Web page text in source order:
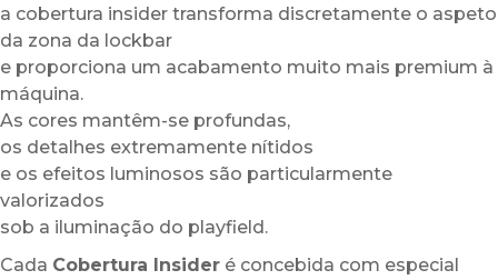
a cobertura insider transforma discretamente o aspeto
da zona da lockbar
e proporciona um acabamento muito mais premium à
máquina.
As cores mantêm-se profundas,
os detalhes extremamente nítidos
e os efeitos luminosos são particularmente
valorizados
sob a iluminação do playfield.
Cada Cobertura Insider é concebida com especial